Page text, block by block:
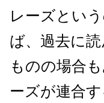
レーズとい
ば、過去に
ものの場合
ーズが連合す